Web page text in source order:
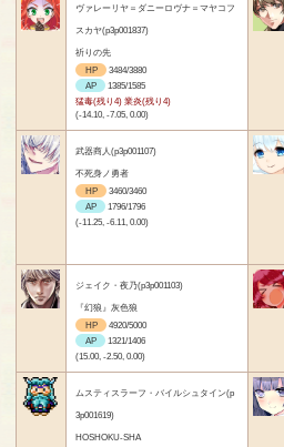
ヴァレーリヤ＝ダニーロヴナ＝マヤコフ
スカヤ(p3p001837)
祈りの先
HP
3484/3880
AP
1385/1585
猛毒(残り4) 業炎(残り4)
(-14.10, -7.05, 0.00)
武器商人(p3p001107)
不死身ノ勇者
HP
3460/3460
AP
1796/1796
(-11.25, -6.11, 0.00)
ジェイク・夜乃(p3p001103)
『幻狼』灰色狼
HP
4920/5000
AP
1321/1406
(15.00, -2.50, 0.00)
ムスティスラーフ・バイルシュタイン(p
3p001619)
HOSHOKU-SHA